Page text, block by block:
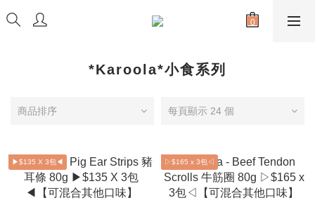
*Karoola*小食系列
商品排序 每頁顯示 24 個
▶$135 X 3包◀ ▷$165 x 3包◁